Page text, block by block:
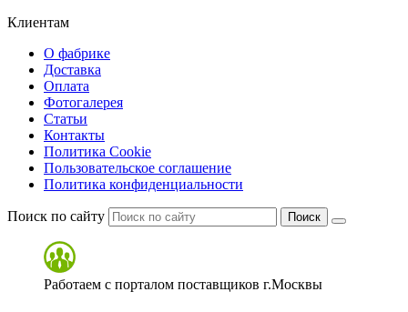
Клиентам
О фабрике
Доставка
Оплата
Фотогалерея
Статьи
Контакты
Политика Cookie
Пользовательское соглашение
Политика конфиденциальности
Поиск по сайту Поиск
Работаем с порталом поставщиков г.Москвы